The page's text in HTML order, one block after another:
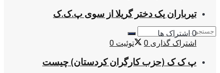
تیرباران یک دختر گریلا از سوی پ.ک.ک
0 اشتراک ها
اشتراک گذاری 0 توئیت 0
پ ک ک (حزب کارگران کردستان) چیست